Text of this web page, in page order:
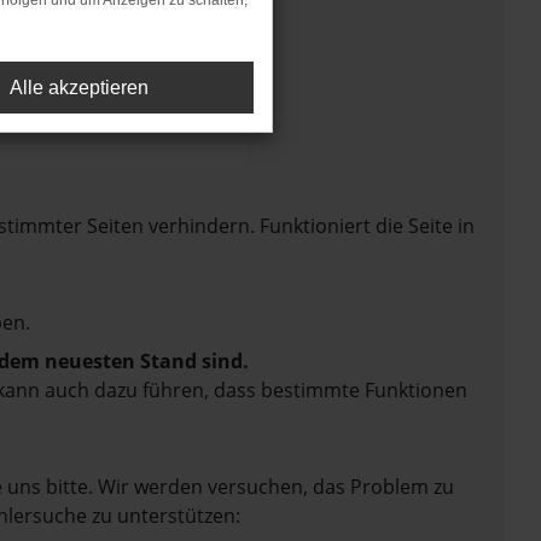
Seiten verhindern. Funktioniert die Seite in
neuesten Stand sind.
auch dazu führen, dass bestimmte Funktionen
bitte. Wir werden versuchen, das Problem zu
zu unterstützen:
Alle akzeptieren